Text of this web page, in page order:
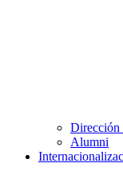
Dirección
Alumni